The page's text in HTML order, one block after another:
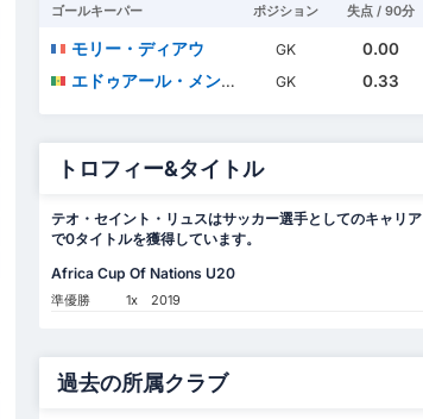
ゴールキーパー ポジション 失点 / 90分
モリー・ディアウ GK
0.00
エドゥアール・メンディ
GK 0.33
トロフィー&タイトル
テオ・セイント・リュスはサッカー選手としてのキャリア
で0タイトルを獲得しています。
Africa Cup Of Nations U20
準優勝 1x 2019
過去の所属クラブ